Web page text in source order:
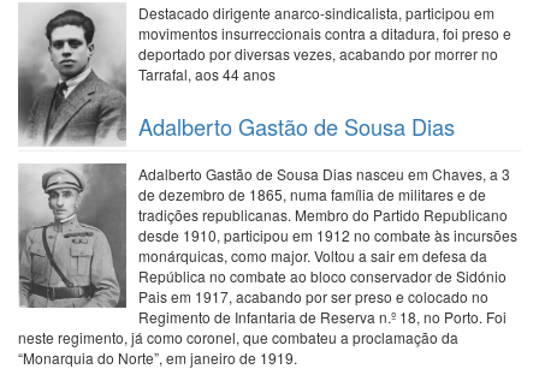
Destacado dirigente anarco-sindicalista, participou em
movimentos insurreccionais contra a ditadura, foi preso e
deportado por diversas vezes, acabando por morrer no
Tarrafal, aos 44 anos
Adalberto Gastão de Sousa Dias
Adalberto Gastão de Sousa Dias nasceu em Chaves, a 3
de dezembro de 1865, numa família de militares e de
tradições republicanas. Membro do Partido Republicano
desde 1910, participou em 1912 no combate às incursões
monárquicas, como major. Voltou a sair em defesa da
República no combate ao bloco conservador de Sidónio
Pais em 1917, acabando por ser preso e colocado no
Regimento de Infantaria de Reserva n.º 18, no Porto. Foi
neste regimento, já como coronel, que combateu a proclamação da
“Monarquia do Norte”, em janeiro de 1919.